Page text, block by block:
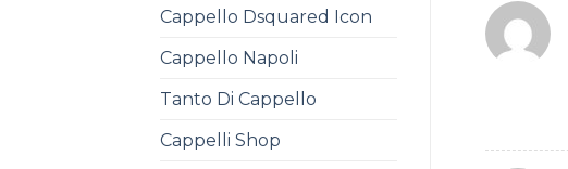
Cappello Dsquared Icon
Cappello Napoli
Tanto Di Cappello
Cappelli Shop